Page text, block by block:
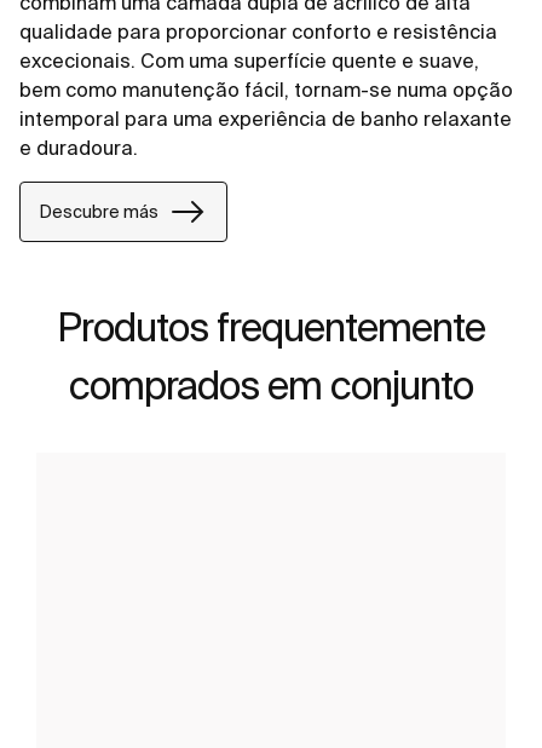
qualidade para proporcionar conforto e resistência
excecionais. Com uma superfície quente e suave,
bem como manutenção fácil, tornam-se numa opção
intemporal para uma experiência de banho relaxante
e duradoura.
Descubre más
Produtos frequentemente
comprados em conjunto